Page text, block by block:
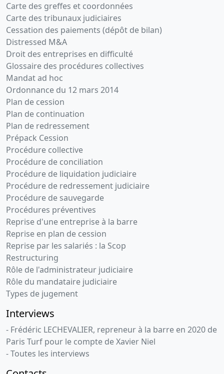
Carte des greffes et coordonnées
Carte des tribunaux judiciaires
Cessation des paiements (dépôt de bilan)
Distressed M&A
Droit des entreprises en difficulté
Glossaire des procédures collectives
Mandat ad hoc
Ordonnance du 12 mars 2014
Plan de cession
Plan de continuation
Plan de redressement
Prépack Cession
Procédure collective
Procédure de conciliation
Procédure de liquidation judiciaire
Procédure de redressement judiciaire
Procédure de sauvegarde
Procédures préventives
Reprise d'une entreprise à la barre
Reprise en plan de cession
Reprise par les salariés : la Scop
Restructuring
Rôle de l'administrateur judiciaire
Rôle du mandataire judiciaire
Types de jugement
Interviews
- Frédéric LECHEVALIER, repreneur à la barre en 2020 de
Paris Turf pour le compte de Xavier Niel
- Toutes les interviews